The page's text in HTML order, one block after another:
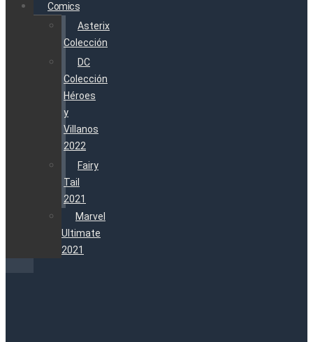
Comics
Asterix
Colección
DC
Colección
Héroes
y
Villanos
2022
Fairy
Tail
2021
Marvel
Ultimate
2021